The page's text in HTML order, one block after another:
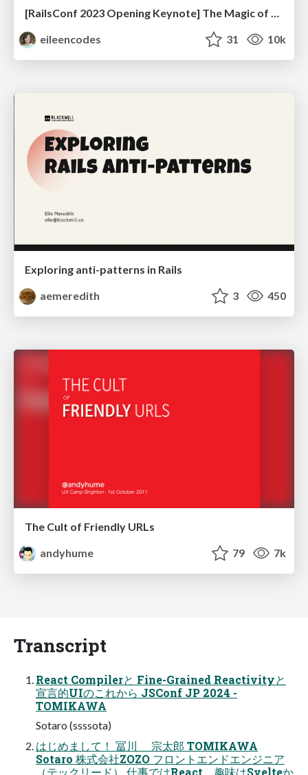
[RailsConf 2023 Opening Keynote] The Magic of Rails
eileencodes
31 10k
Exploring anti-patterns in Rails
aemeredith
3 450
The Cult of Friendly URLs
andyhume
79 7k
Transcript
React Compilerと Fine-Grained Reactivityと
宣言的UIのこれから JSConf JP 2024 -
TOMIKAWA
Sotaro (ssssota)
はじめまして！ 冨川 宗太郎 TOMIKAWA
Sotaro 株式会社ZOZO フロントエンドエンジニア
（テックリード） 仕事ではReact、趣味はSvelteか